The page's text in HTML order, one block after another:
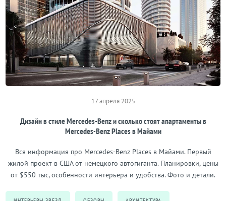
17 апреля 2025
Дизайн в стиле Mercedes-Benz и сколько стоят апартаменты в
Mercedes-Benz Places в Майами
Вся информация про Mercedes-Benz Places в Майами. Первый
жилой проект в США от немецкого автогиганта. Планировки, цены
от $550 тыс, особенности интерьера и удобства. Фото и детали.